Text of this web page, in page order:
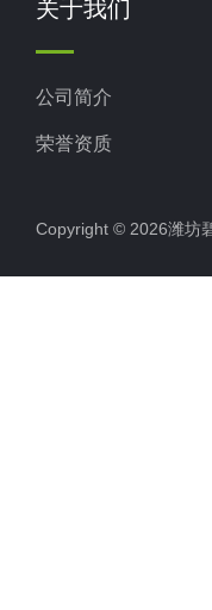
关于我们
公司简介
荣誉资质
Copyright © 2026潍坊